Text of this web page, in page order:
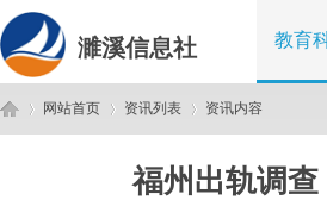
濉溪信息社 教育
网站首页 资讯列表 资讯内容
福州出轨调